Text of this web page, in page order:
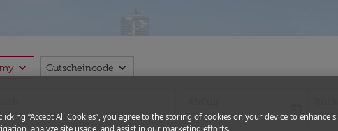
expand_more Gutscheincode expand_more
fc-booking-departure-date-aria-
13/08/2026
fc-
20/
“Accept All Cookies”, you agree to the storing of cookies on your device to enhance
analyze site usage, and assist in our marketing efforts.